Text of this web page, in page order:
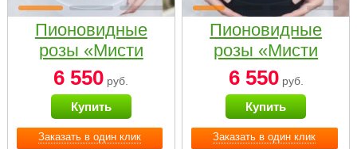
Заказать в один клик
Пионовидные
розы «Мисти
бабблс» в белой
коробке Small
6 550 руб.
Купить
Заказать в один клик
Пионовидные
розы «Мисти
бабблс» в
черной коробке
Small
6 550руб.
Купить